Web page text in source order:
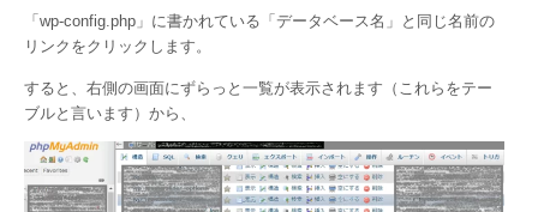
「wp-config.php」に書かれている「データベース名」と同じ名前の
リンクをクリックします。
すると、右側の画面にずらっと一覧が表示されます（これらをテー
ブルと言います）から、